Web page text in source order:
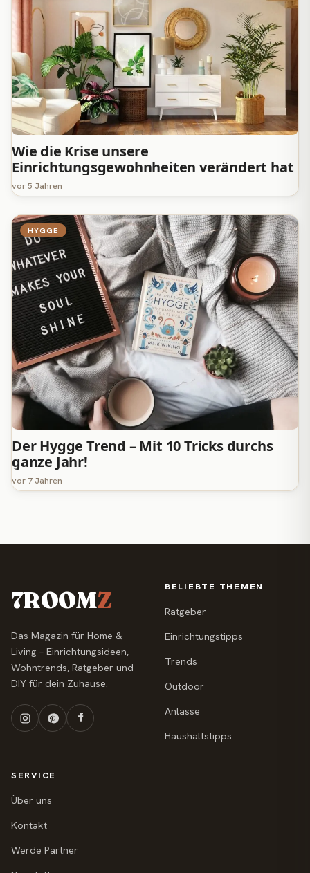
Wie die Krise unsere
Einrichtungsgewohnheiten verändert hat
vor 5 Jahren
HYGGE
Der Hygge Trend – Mit 10 Tricks durchs
ganze Jahr!
vor 7 Jahren
7ROOMZ
Das Magazin für Home &
Living – Einrichtungsideen,
Wohntrends, Ratgeber und
DIY für dein Zuhause.
BELIEBTE THEMEN
Ratgeber
Einrichtungstipps
Trends
Outdoor
Anlässe
Haushaltstipps
SERVICE
Über uns
Kontakt
Werde Partner